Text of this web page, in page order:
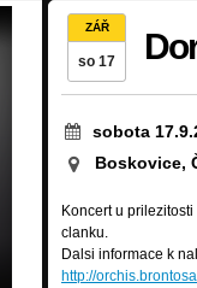
ZÁŘ
so 17
sobota
Boskovice,
Koncert u
clanku.
Dalsi informace k
http://